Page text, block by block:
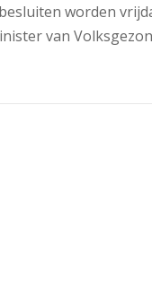
worden
van